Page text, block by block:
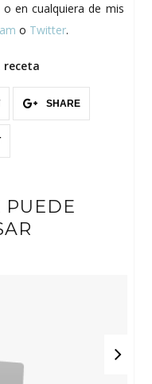
o en cualquiera de mis
o Twitter.
receta
SHARE